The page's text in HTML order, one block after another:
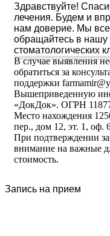
Здравствуйте!
лечения. Будем и
нам доверие. Мы
обращайтесь в нашу
стоматологических
В случае выявления
обратиться за
поддержки
Вышеприведенную
«ДокДок». ОГРН
Место нахождения
пер., дом 12, эт. 1, оф.
При подтверждении
внимание на важные
стоимость.
Запись на прием